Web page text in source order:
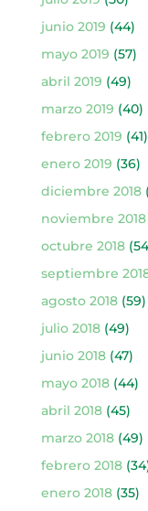
junio 2019 (44)
mayo 2019 (57)
abril 2019 (49)
marzo 2019 (40)
febrero 2019 (41)
enero 2019 (36)
diciembre 2018
noviembre 2018
octubre 2018
septiembre
agosto 2018(59)
julio 2018(49)
junio 2018(47)
mayo 2018(44)
abril 2018(45)
marzo 2018(49)
febrero 2018
enero 2018(35)